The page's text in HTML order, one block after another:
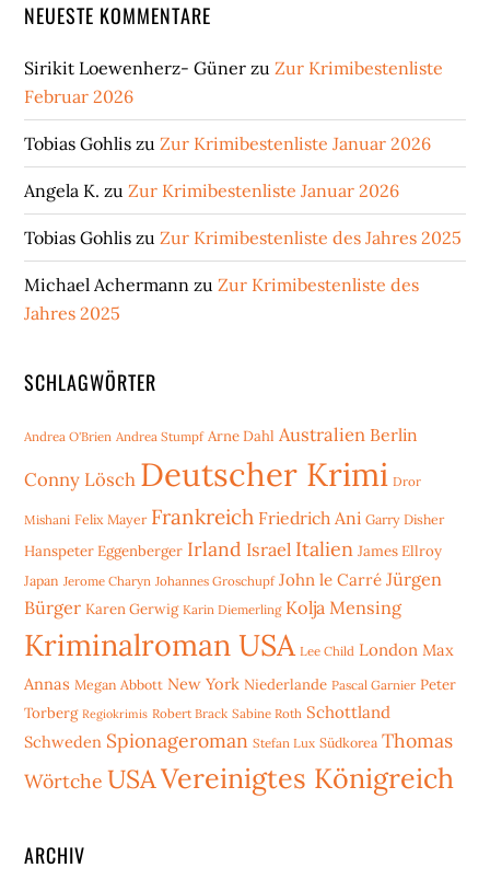
NEUESTE KOMMENTARE
Sirikit Loewenherz- Güner zuZur Krimibestenliste
Februar 2026
Tobias Gohlis zuZur Krimibestenliste Januar 2026
Angela K. zuZur Krimibestenliste Januar 2026
Tobias Gohlis zuZur Krimibestenliste des Jahres 2025
Michael Achermann zuZur Krimibestenliste des
Jahres 2025
SCHLAGWÖRTER
Andrea O'Brien Andrea Stumpf Arne Dahl Australien Berlin
Conny Lösch Deutscher Krimi Dror
Mishani Felix Mayer Frankreich Friedrich Ani Garry Disher
Hanspeter Eggenberger Irland Israel Italien James Ellroy
Japan Jerome Charyn Johannes Groschupf John le Carré Jürgen
Bürger Karen Gerwig Karin Diemerling Kolja Mensing
Kriminalroman USA Lee Child London Max
Annas Megan Abbott New York Niederlande Pascal Garnier Peter
Torberg Regiokrimis Robert Brack Sabine Roth Schottland
Schweden Spionageroman Stefan Lux Südkorea Thomas
Wörtche USAVereinigtes Königreich
ARCHIV